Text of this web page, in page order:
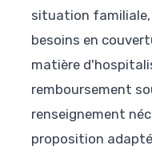
situation familiale,
besoins en
matière
remboursement
renseignement
proposition